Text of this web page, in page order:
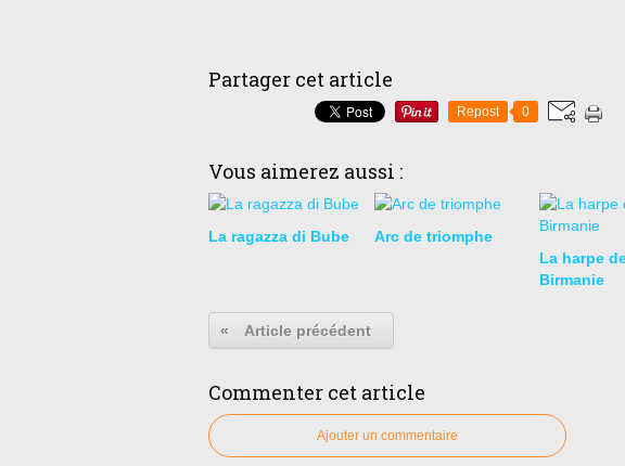
Partager cet article
Repost 0
Vous aimerez aussi :
La ragazza di Bube
Arc de triomphe
La harpe
Birmanie
« Article précédent
Commenter cet article
Ajouter un commentaire